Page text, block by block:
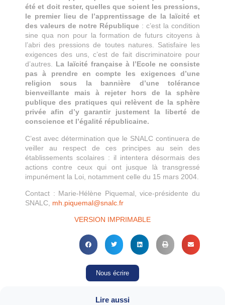
été et doit rester, quelles que soient les pressions,
le premier lieu de l’apprentissage de la laïcité et
des valeurs de notre République : c’est la condition
sine qua non pour la formation de futurs citoyens à
l’abri des pressions de toutes natures. Satisfaire les
exigences des uns, c’est de fait discriminatoire pour
d’autres. La laïcité française à l’Ecole ne consiste
pas à prendre en compte les exigences d’une
religion sous la bannière d’une tolérance
bienveillante mais à rejeter hors de la sphère
publique des pratiques qui relèvent de la sphère
privée afin d’y garantir justement la liberté de
conscience et l’égalité républicaine.
C’est avec détermination que le SNALC continuera de
veiller au respect de ces principes au sein des
établissements scolaires : il intentera désormais des
actions contre ceux qui ont jusque là transgressé
impunément la Loi, notamment celle du 15 mars 2004.
Contact : Marie-Hélène Piquemal, vice-présidente du
SNALC, mh.piquemal@snalc.fr
VERSION IMPRIMABLE
Nous écrire
Lire aussi